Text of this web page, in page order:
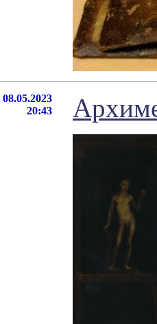
08.05.2023
20:43